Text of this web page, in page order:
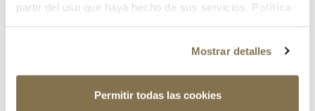
partir del uso que haya hecho de sus servicios. Política
Mostrar detalles
Permitir todas las cookies